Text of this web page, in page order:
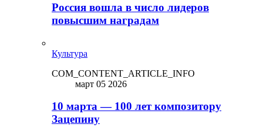
Россия вошла в число лидеров
повысшим наградам
Культура
COM_CONTENT_ARTICLE_INFO
март 05 2026
10 марта — 100 лет композитору
Зацепину